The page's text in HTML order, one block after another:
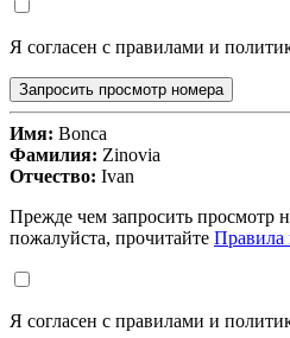
Я согласен с правилами и
Запросить просмотр номера
Имя: Bonca
Фамилия: Zinovia
Отчество: Ivan
Прежде чем запросить просмотр
пожалуйста, прочитайте Правила
Я согласен с правилами и